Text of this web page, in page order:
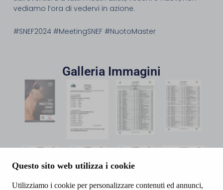
Questo sito web utilizza i cookie
Utilizziamo i cookie per personalizzare contenuti ed annunci,
vediamo l’ora di vedervi in azione.
#SNEF2024 #MeetingSNEF #NuotoMaster
Galleria Immagini